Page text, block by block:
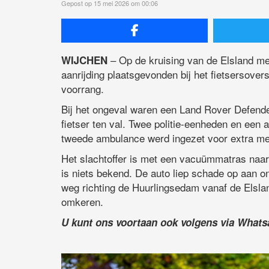
Gepost op 15 mei 2026 om 00:06
WIJCHEN – Op de kruising van de Elsland
aanrijding plaatsgevonden bij het
voorrang.
Bij het ongeval waren een Land Rover
fietser ten val. Twee politie-eenheden en een
tweede ambulance werd ingezet voor extra
Het slachtoffer is met een vacuümmatras
is niets bekend. De auto liep schade op aan
weg richting de Huurlingsedam vanaf de
omkeren.
U kunt ons voortaan ook volgens via